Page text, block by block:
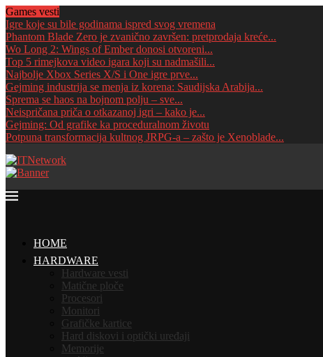
Games vesti
Igre koje su bile godinama ispred svog vremena
Phantom Blade Zero je zvanično završen: pretprodaja kreće...
Wo Long 2: Wings of Ember donosi otvoreni...
Top 5 rimejkova video igara koji su nadmašili...
Najbolje Xbox Series X/S i One igre prve...
Gejming industrija se menja iz korena: Saudijska Arabija...
Sprema se haos na bojnom polju – sve...
Neispričana priča o otkazanoj igri – kako je...
Gejming: Od grafike ka proceduralnom životu
Potpuna transformacija kultnog JRPG-a – zašto je Xenoblade...
HOME
HARDWARE
Hardware vesti
Matične ploče
Procesori
Monitori
Grafičke kartice
Hard diskovi i optički uređaji
Memorije